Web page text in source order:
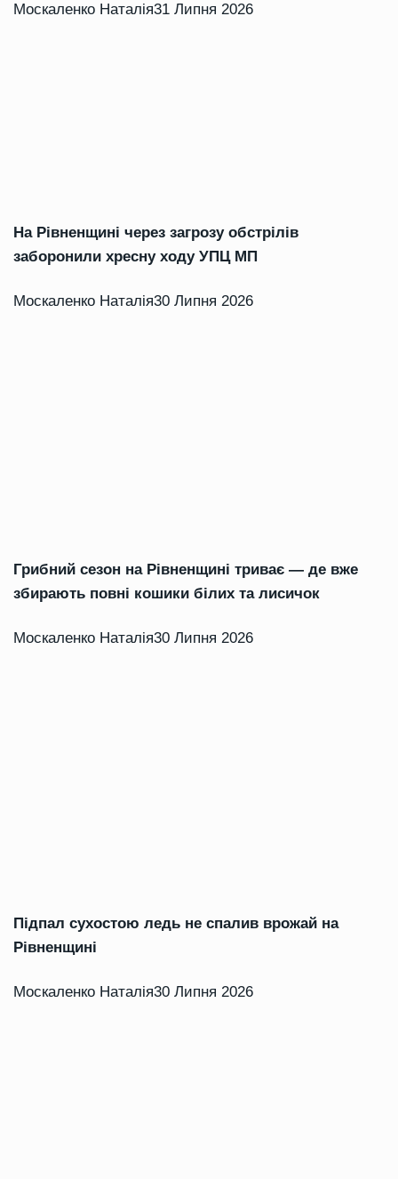
Москаленко Наталія31 Липня 2026
На Рівненщині через загрозу обстрілів
заборонили хресну ходу УПЦ МП
Москаленко Наталія30 Липня 2026
Грибний сезон на Рівненщині триває — де вже
збирають повні кошики білих та лисичок
Москаленко Наталія30 Липня 2026
Підпал сухостою ледь не спалив врожай на
Рівненщині
Москаленко Наталія30 Липня 2026